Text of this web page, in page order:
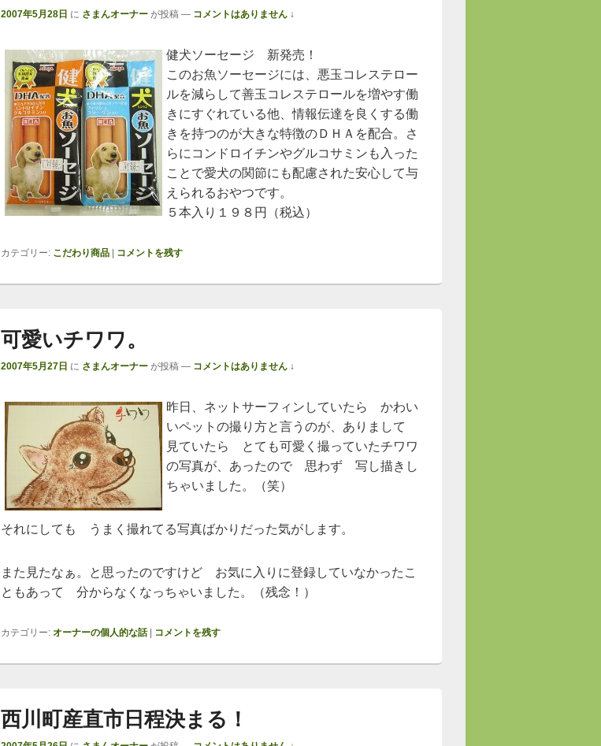
2007年5月28日 に さまんオーナー が投稿 — コメントはありません ↓
健犬ソーセージ 新発売！
このお魚ソーセージには、悪玉コレステロー
ルを減らして善玉コレステロールを増やす働
きにすぐれている他、情報伝達を良くする働
きを持つのが大きな特徴のＤＨＡを配合。さ
らにコンドロイチンやグルコサミンも入った
ことで愛犬の関節にも配慮された安心して与
えられるおやつです。
５本入り１９８円（税込）
カテゴリー: こだわり商品 コメントを残す
可愛いチワワ。
2007年5月27日 に さまんオーナー が投稿 — コメントはありません ↓
昨日、ネットサーフィンしていたら かわい
いペットの撮り方と言うのが、ありまして
見ていたら とても可愛く撮っていたチワワ
の写真が、あったので 思わず 写し描きし
ちゃいました。（笑）
それにしても うまく撮れてる写真ばかりだった気がします。
また見たなぁ。と思ったのですけど お気に入りに登録していなかったこ
ともあって 分からなくなっちゃいました。（残念！）
カテゴリー: オーナーの個人的な話 コメントを残す
西川町産直市日程決まる！